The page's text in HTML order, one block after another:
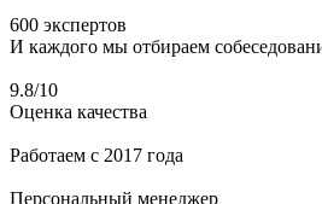
600 экспертов
И каждого мы отбираем
9.8/10
Оценка качества
Работаем с 2017 года
Персональный менеджер